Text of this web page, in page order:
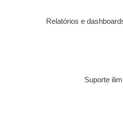
Relatórios e
Suporte